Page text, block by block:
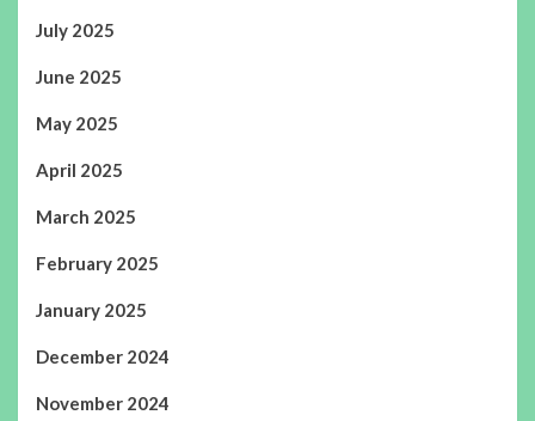
July 2025
June 2025
May 2025
April 2025
March 2025
February 2025
January 2025
December 2024
November 2024